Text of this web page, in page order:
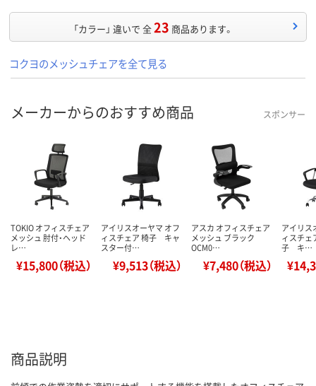
「カラー」 違いで 全23 商品あります。
コクヨのメッシュチェアを全て見る
メーカーからのおすすめ商品 スポンサー
TOKIO オフィスチェア
メッシュ 肘付・ヘッド
レ…
¥15,800（税込）
アイリスオーヤマ オフ
ィスチェア 椅子 キャ
スター付…
¥9,513（税込）
アスカ オフィスチェア
メッシュ ブラック
OCM0…
¥7,480（税込）
アイリス
ィスチェ
子 キ…
商品説明